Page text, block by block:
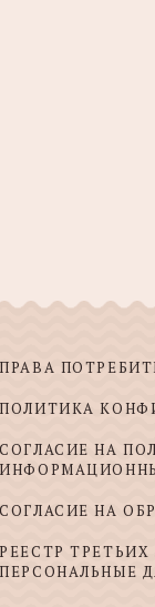
ПРАВА
ПОЛИТИКА
СОГЛАСИЕ НА
СОГЛАСИЕ НА
РЕЕСТР
ПЕРСОНАЛЬНЫЕ